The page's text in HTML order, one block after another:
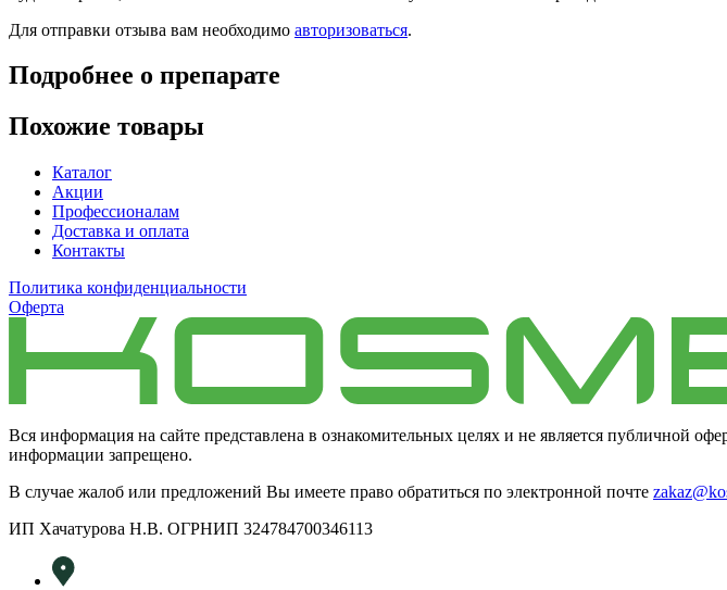
Для отправки отзыва вам необходимо авторизоваться.
Подробнее о препарате
Похожие товары
Каталог
Акции
Профессионалам
Доставка и оплата
Контакты
Политика конфиденциальности
Оферта
Вся информация на сайте представлена в ознакомительных целях и не является публичной
информации запрещено.
В случае жалоб или предложений Вы имеете право обратиться по электронной почте
ИП Хачатурова Н.В. ОГРНИП 324784700346113